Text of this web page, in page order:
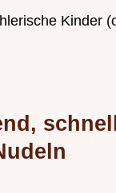
Kinder